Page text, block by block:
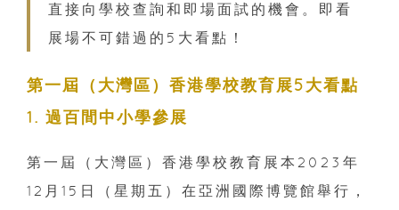
直接向學校查詢和即場面試的機會。即看
展場不可錯過的5大看點！
第一屆（大灣區）香港學校教育展5大看點
1. 過百間中小學參展
第一屆（大灣區）香港學校教育展本2023年
12月15日（星期五）在亞洲國際博覽館舉行，